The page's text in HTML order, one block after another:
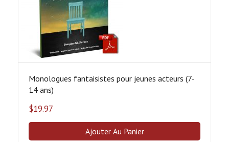
Monologues fantaisistes pour jeunes acteurs (7-
14 ans)
$19.97
Ajouter Au Panier